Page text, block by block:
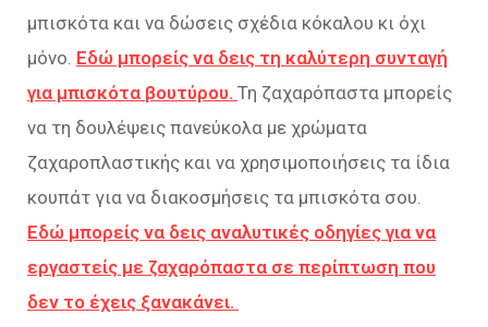
μπισκότα και να δώσεις σχέδια κόκαλου κι όχι
μόνο. Εδώ μπορείς να δεις τη καλύτερη συνταγή
για μπισκότα βουτύρου. Τη ζαχαρόπαστα μπορείς
να τη δουλέψεις πανεύκολα με χρώματα
ζαχαροπλαστικής και να χρησιμοποιήσεις τα ίδια
κουπάτ για να διακοσμήσεις τα μπισκότα σου.
Εδώ μπορείς να δεις αναλυτικές οδηγίες για να
εργαστείς με ζαχαρόπαστα σε περίπτωση που
δεν το έχεις ξανακάνει.